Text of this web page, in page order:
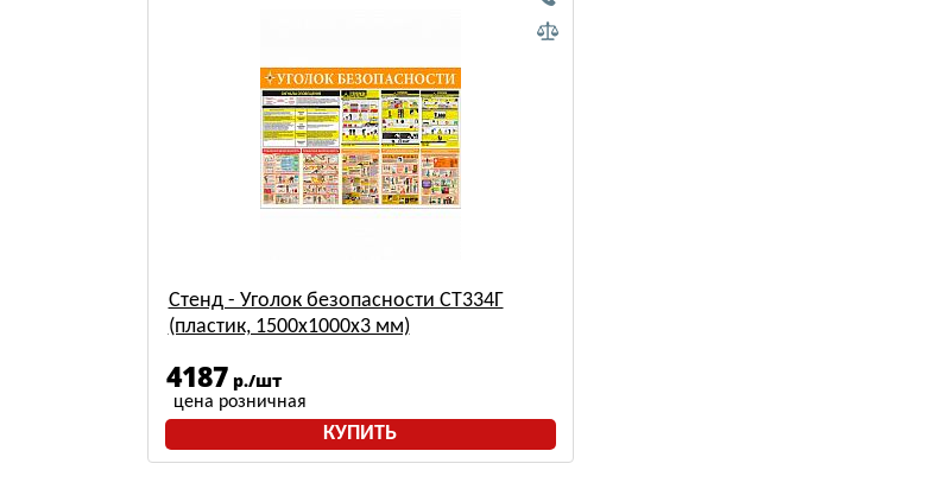
Стенд - Уголок безопасности СТ334Г
(пластик, 1500х1000х3 мм)
4187 р./шт
цена розничная
КУПИТЬ